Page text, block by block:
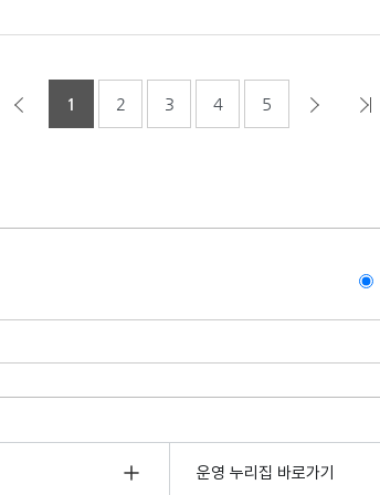
1 2 3 4 5
운영 누리집 바로가기